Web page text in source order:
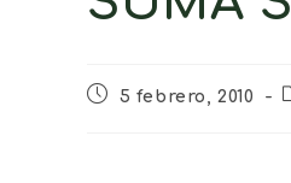
5 febrero, 2010